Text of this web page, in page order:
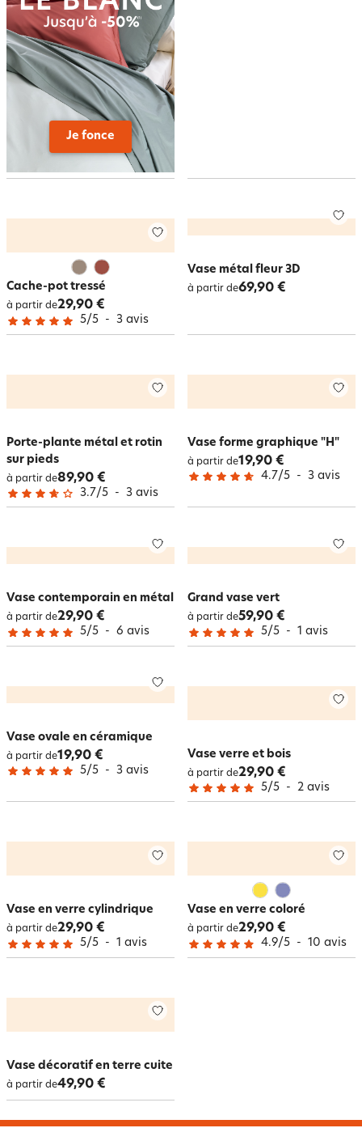
Cache-pot tressé
à partir de29,90 €
5/5 - 3 avis
Vase métal fleur 3D
à partir de69,90 €
Porte-plante métal et rotin
sur pieds
à partir de89,90 €
3.7/5 - 3 avis
Vase forme graphique "H"
à partir de19,90 €
4.7/5 - 3 avis
Vase contemporain en métal
à partir de29,90 €
5/5 - 6 avis
Grand vase vert
à partir de59,90 €
5/5 - 1 avis
Vase ovale en céramique
à partir de19,90 €
5/5 - 3 avis
Vase verre et bois
à partir de29,90 €
5/5 - 2 avis
Vase en verre cylindrique
à partir de29,90 €
5/5 - 1 avis
Vase en verre coloré
à partir de29,90 €
4.9/5 - 10 avis
Vase décoratif en terre cuite
à partir de49,90 €
Je fonce